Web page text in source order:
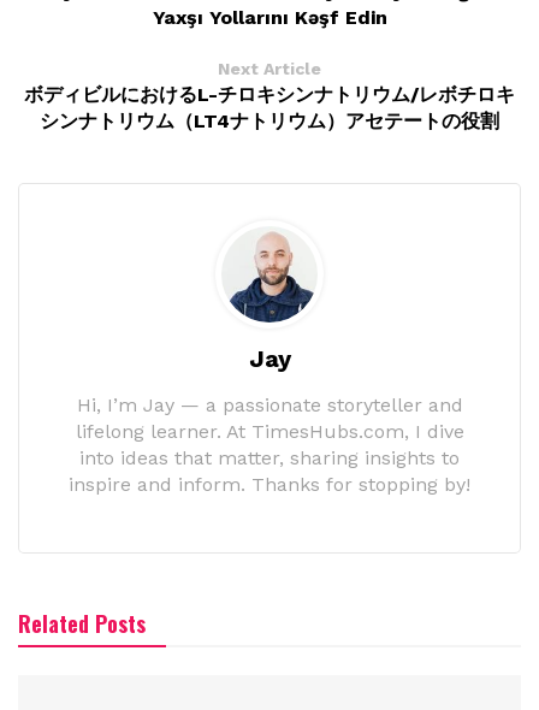
Yaxşı Yollarını Kəşf Edin
Next Article
ボディビルにおけるL-チロキシンナトリウム/レボチロキ
シンナトリウム（LT4ナトリウム）アセテートの役割
Jay
Hi, I’m Jay — a passionate storyteller and
lifelong learner. At TimesHubs.com, I dive
into ideas that matter, sharing insights to
inspire and inform. Thanks for stopping by!
Related Posts